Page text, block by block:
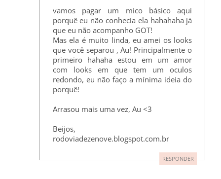
vamos pagar um mico básico aqui
porquê eu não conhecia ela hahahaha já
que eu não acompanho GOT!
Mas ela é muito linda, eu amei os looks
que você separou , Au! Principalmente o
primeiro hahaha estou em um amor
com looks em que tem um oculos
redondo, eu não faço a mínima ideia do
porquê!
Arrasou mais uma vez, Au <3
Beijos,
rodoviadezenove.blogspot.com.br
RESPONDER